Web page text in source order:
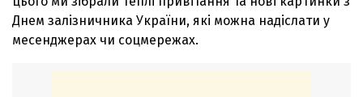
Днем залізничника України, які можна надіслати у
месенджерах чи соцмережах.